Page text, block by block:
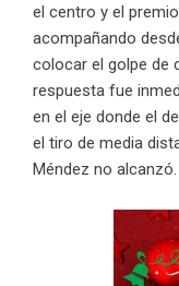
el centro y el
acompañando
colocar el golpe de
respuesta fue
en el eje donde el
el tiro de media
Méndez no alcanzó.